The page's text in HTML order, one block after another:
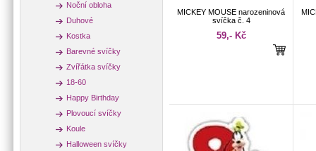
Noční obloha
Duhové
Kostka
Barevné svíčky
Zvířátka svíčky
18-60
Happy Birthday
Plovoucí svíčky
Koule
Halloween svíčky
MICKEY MOUSE narozeninová
svíčka č. 4
59,- Kč